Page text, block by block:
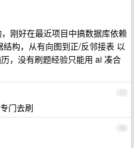
刚好在最近项目中搞数据库依赖
构，从有向图到正/反邻接表 以
，没有刷题经验只能用 ai 凑合
17
门去刷
18